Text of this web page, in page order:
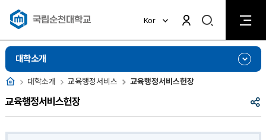
Kor
활
검
비
활
성
화
대학소개
홈 대학소개 교육행정서비스 교육행정서비스헌장
교육행정서비스헌장
공